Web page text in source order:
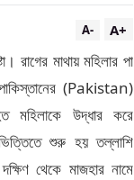
A+
A-
রাগের মাথায় মহিলার পা
(Pakistan)
মহিলাকে উদ্ধার করে
শুরু হয় তল্লাশি
থেকে মাজহার নামে